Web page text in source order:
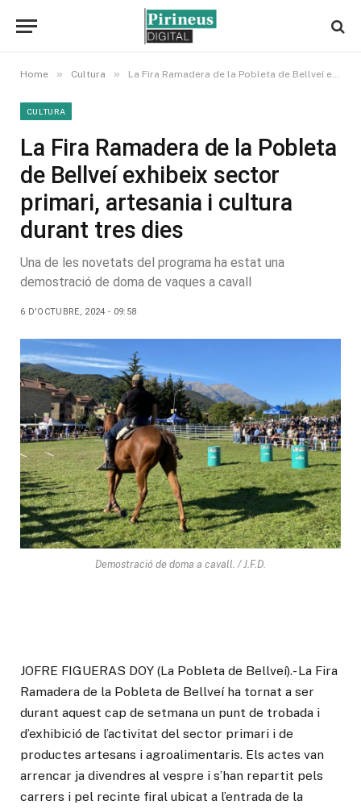
Home » Cultura » La Fira Ramadera de la Pobleta de Bellveí exhibeix sector primari, artesania i cultura durant tres dies
CULTURA
La Fira Ramadera de la Pobleta
de Bellveí exhibeix sector
primari, artesania i cultura
durant tres dies
Una de les novetats del programa ha estat una
demostració de doma de vaques a cavall
6 D'OCTUBRE, 2024 - 09:58
Demostració de doma a cavall. / J.F.D.
JOFRE FIGUERAS DOY (La Pobleta de Bellveí).- La Fira
Ramadera de la Pobleta de Bellveí ha tornat a ser
durant aquest cap de setmana un punt de trobada i
d’exhibició de l’activitat del sector primari i de
productes artesans i agroalimentaris. Els actes van
arrencar ja divendres al vespre i s’han repartit pels
carrers i pel recinte firal ubicat a l’entrada de la